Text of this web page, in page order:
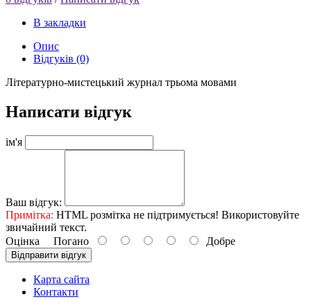
В закладки
Опис
Відгуків (0)
Літературно-мистецький журнал трьома мовами
Написати відгук
ім'я
Ваш відгук:
Примітка: HTML розмітка не підтримується! Використовуйте
звичайний текст.
Оцінка Погано Добре
Відправити відгук
Карта сайта
Контакти